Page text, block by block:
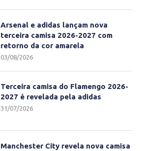
Arsenal e adidas lançam nova
terceira camisa 2026-2027 com
retorno da cor amarela
03/08/2026
Terceira camisa do Flamengo 2026-
2027 é revelada pela adidas
31/07/2026
Manchester City revela nova camisa